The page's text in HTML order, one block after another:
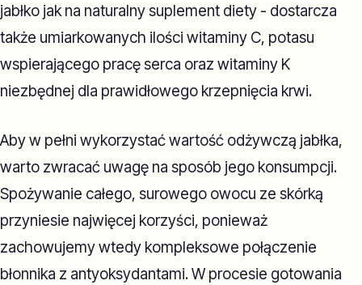
jabłko jak na naturalny suplement diety - dostarcza
także umiarkowanych ilości witaminy C, potasu
wspierającego pracę serca oraz witaminy K
niezbędnej dla prawidłowego krzepnięcia krwi.
Aby w pełni wykorzystać wartość odżywczą jabłka,
warto zwracać uwagę na sposób jego konsumpcji.
Spożywanie całego, surowego owocu ze skórką
przyniesie najwięcej korzyści, ponieważ
zachowujemy wtedy kompleksowe połączenie
błonnika z antyoksydantami. W procesie gotowania